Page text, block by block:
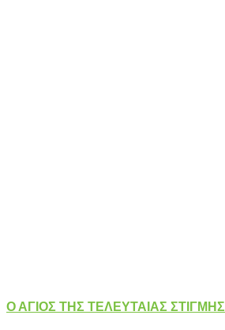
Ο ΑΓΙΟΣ ΤΗΣ ΤΕΛΕΥΤΑΙΑΣ ΣΤΙΓΜΗΣ